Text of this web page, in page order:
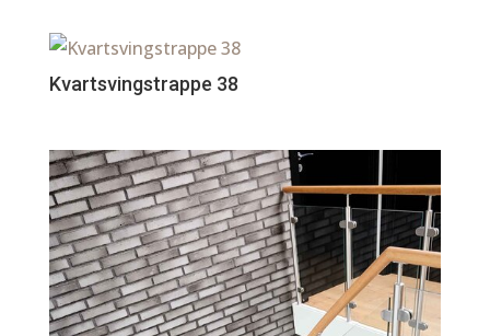
Kvartsvingstrappe 38